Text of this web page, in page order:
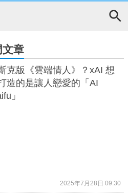
文章
克版《雲端情人》？xAI 想
造的是讓人戀愛的「AI
」
2025年7月28日 09:30